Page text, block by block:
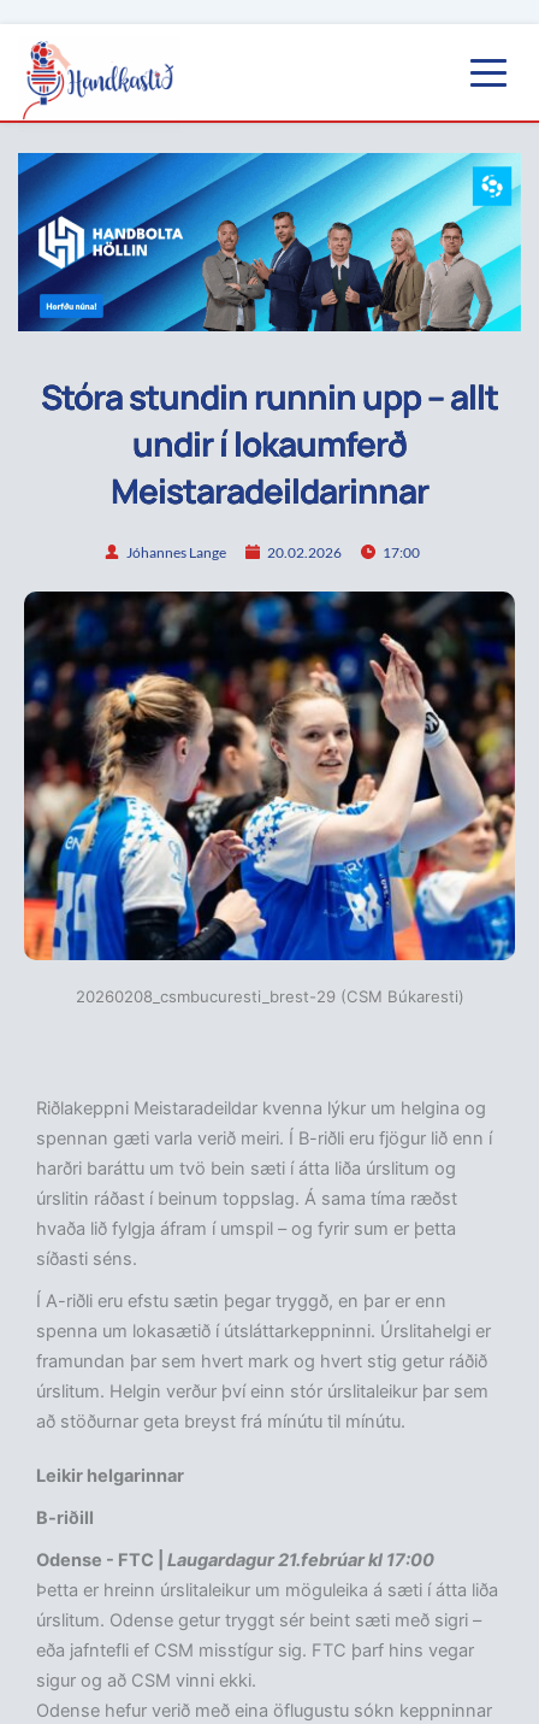
Stóra stundin runnin upp – allt
undir í lokaumferð
Meistaradeildarinnar
Jóhannes Lange 20.02.2026 17:00
20260208_csmbucuresti_brest-29 (CSM Búkaresti)
Riðlakeppni Meistaradeildar kvenna lýkur um helgina og
spennan gæti varla verið meiri. Í B-riðli eru fjögur lið enn í
harðri baráttu um tvö bein sæti í átta liða úrslitum og
úrslitin ráðast í beinum toppslag. Á sama tíma ræðst
hvaða lið fylgja áfram í umspil – og fyrir sum er þetta
síðasti séns.
Í A-riðli eru efstu sætin þegar tryggð, en þar er enn
spenna um lokasætið í útsláttarkeppninni. Úrslitahelgi er
framundan þar sem hvert mark og hvert stig getur ráðið
úrslitum. Helgin verður því einn stór úrslitaleikur þar sem
að stöðurnar geta breyst frá mínútu til mínútu.
Leikir helgarinnar
B-riðill
Odense - FTC | Laugardagur 21.febrúar kl 17:00
Þetta er hreinn úrslitaleikur um möguleika á sæti í átta liða
úrslitum. Odense getur tryggt sér beint sæti með sigri –
eða jafntefli ef CSM misstígur sig. FTC þarf hins vegar
sigur og að CSM vinni ekki.
Odense hefur verið með eina öflugustu sókn keppninnar